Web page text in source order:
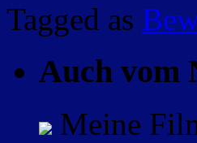
Tagged as
Auch vom
Meine